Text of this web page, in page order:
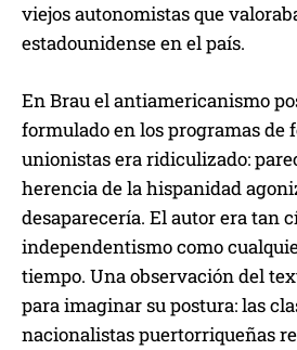
viejos autonomistas que
estadounidense en el país.
En Brau el antiamericanismo
formulado en los programas de
unionistas era ridiculizado:
herencia de la hispanidad
desaparecería. El autor era tan
independentismo como
tiempo. Una observación del
para imaginar su postura: las
nacionalistas puertorriqueñas